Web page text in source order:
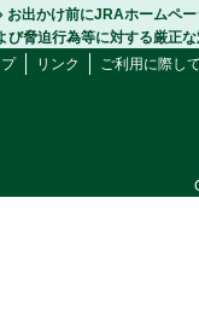
お出かけ前にJRAホームペ
び脅迫行為等に対する厳正
リンク ご利用に際し